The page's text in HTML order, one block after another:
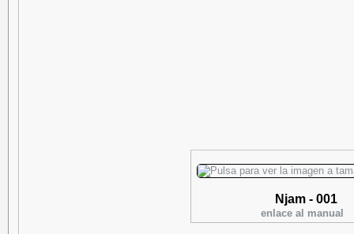
Njam - 001
enlace al manual